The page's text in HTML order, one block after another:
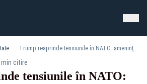
Trump reaprinde tensiunile în NATO: amenință din nou cu retragerea trupelor americane din Europa
min citire
tensiunile în NATO: